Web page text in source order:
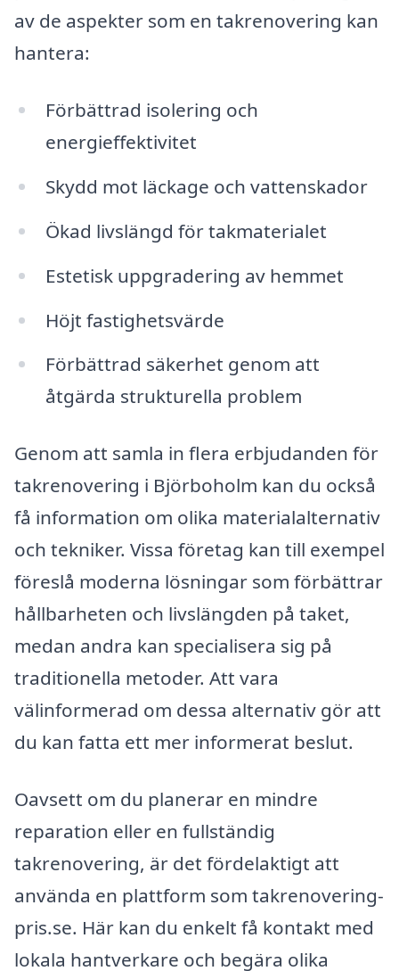
av de aspekter som en takrenovering kan
hantera:
Förbättrad isolering och
energieffektivitet
Skydd mot läckage och vattenskador
Ökad livslängd för takmaterialet
Estetisk uppgradering av hemmet
Höjt fastighetsvärde
Förbättrad säkerhet genom att
åtgärda strukturella problem
Genom att samla in flera erbjudanden för
takrenovering i Björboholm kan du också
få information om olika materialalternativ
och tekniker. Vissa företag kan till exempel
föreslå moderna lösningar som förbättrar
hållbarheten och livslängden på taket,
medan andra kan specialisera sig på
traditionella metoder. Att vara
välinformerad om dessa alternativ gör att
du kan fatta ett mer informerat beslut.
Oavsett om du planerar en mindre
reparation eller en fullständig
takrenovering, är det fördelaktigt att
använda en plattform som takrenovering-
pris.se. Här kan du enkelt få kontakt med
lokala hantverkare och begära olika